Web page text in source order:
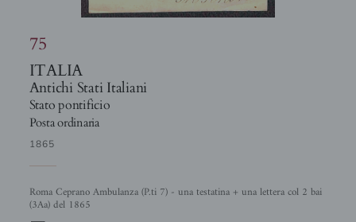
75
ITALIA
Antichi Stati Italiani
Stato pontificio
Posta ordinaria
1865
Roma Ceprano Ambulanza (P.ti 7) - una testatina + una lettera col 2 bai
(3Aa) del 1865